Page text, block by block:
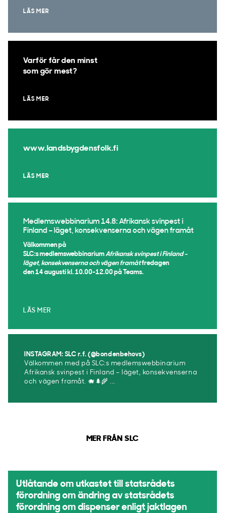
LÄS MER
Varför får den minst
som gör mest?
LÄS MER
www.landsbygdensfolk.fi
LÄS MER
Medlemswebbinarium 14.8: Afrikansk svinpest i
Finland – läget, konsekvenserna och vägen framåt
Välkommen på
SLC:s medlemswebbinariumAfrikansk svinpest i Finland –
läget, konsekvenserna och vägen framåtfredagen
den 14 augusti kl. 10.00-12.00 på Teams.
LÄS MER
INSTAGRAM: SLC r.f. (@bondenbehovs)
Välkommen med på SLC:s medlemswebbinarium
Afrikansk svinpest i Finland – läget, konsekvenserna
och vägen framåt. 🐗🌲🌾 ...
MER FRÅN SLC
Utlåtande om utkastet till statsrådets
förordning om ändring av statsrådets
förordning om dispenser enligt jaktlagen